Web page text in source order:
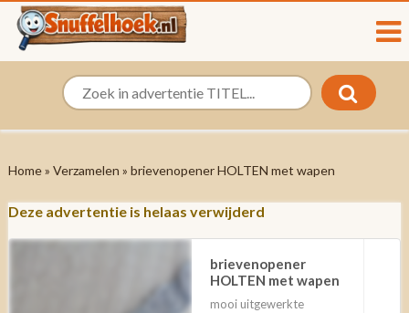
Home» Verzamelen » brievenopener HOLTEN met wapen
Deze advertentie is helaas verwijderd
brievenopener
HOLTEN met wapen
mooi uitgewerkte